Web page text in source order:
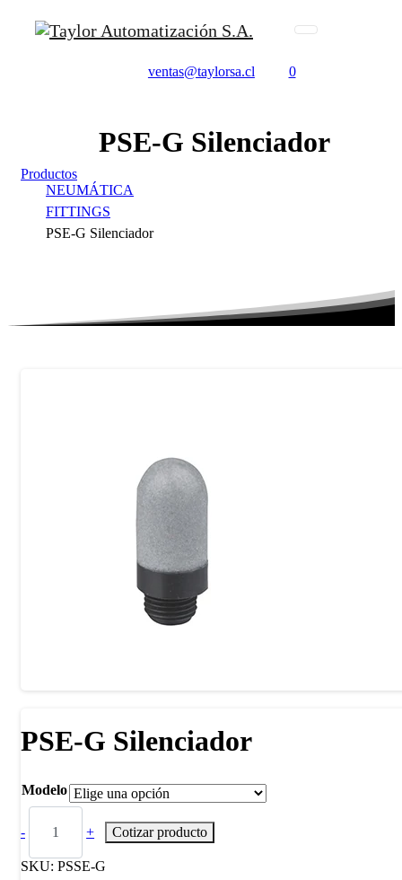
ventas@taylorsa.cl 0
PSE-G Silenciador
Productos
NEUMÁTICA
FITTINGS
PSE-G Silenciador
PSE-G Silenciador
Modelo
- + Cotizar producto
SKU: PSSE-G